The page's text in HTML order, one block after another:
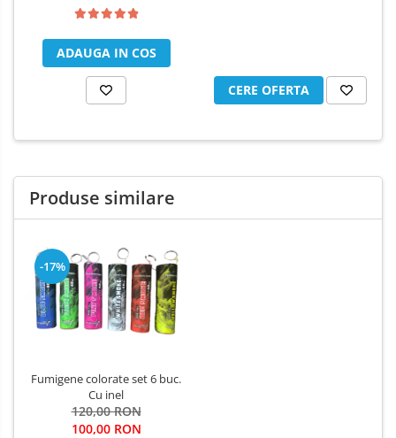
ADAUGA IN COS
CERE OFERTA
Produse similare
-17%
Fumigene colorate set 6 buc.
Cu inel
120,00 RON
100,00 RON